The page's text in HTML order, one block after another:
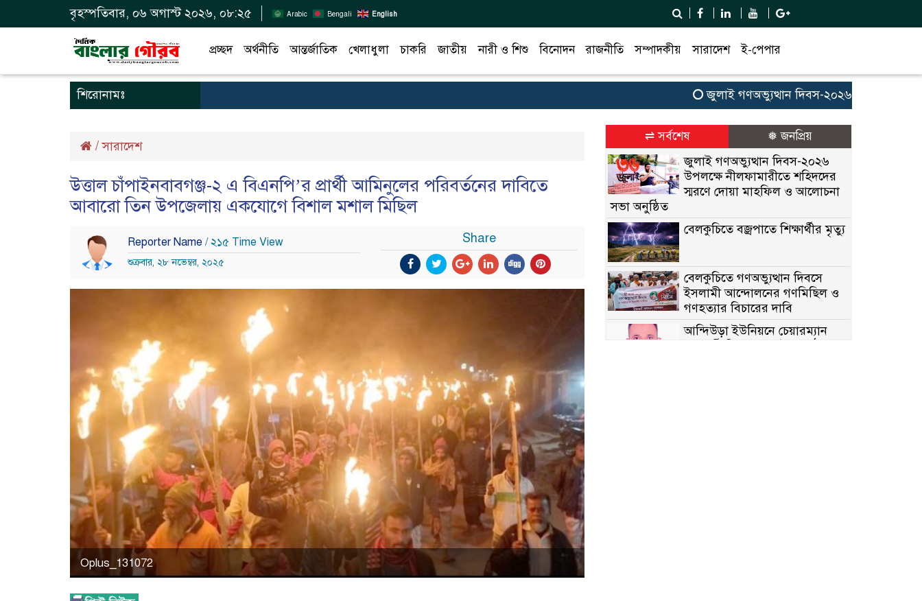
বৃহস্পতিবার, ০৬ অগাস্ট ২০২৬, ০৮:২৫ Arabic Bengali English
প্রচ্ছদ অর্থনীতি আন্তর্জাতিক খেলাধুলা চাকরি জাতীয় নারী ও শিশু বিনোদন রাজনীতি সম্পাদকীয় সারাদেশ ই-পেপার
শিরোনামঃ জুলাই গণঅভ্যুত্থান দিবস-২০২৬ উপলক্ষে
/সারাদেশ
উত্তাল চাঁপাইনবাবগঞ্জ-২ এ বিএনপি’র প্রার্থী আমিনুলের পরিবর্তনের দাবিতে
আবারো তিন উপজেলায় একযোগে বিশাল মশাল মিছিল
Reporter Name / ২১৫ Time View
শুক্রবার, ২৮ নভেম্বর, ২০২৫
Share
Oplus_131072
⇌ সর্বশেষ ❅ জনপ্রিয়
জুলাই গণঅভ্যুত্থান দিবস-২০২৬
উপলক্ষে নীলফামারীতে শহিদদের
স্মরণে দোয়া মাহফিল ও আলোচনা
সভা অনুষ্ঠিত
বেলকুচিতে বজ্রপাতে শিক্ষার্থীর মৃত্যু
বেলকুচিতে গণঅভ্যুত্থান দিবসে
ইসলামী আন্দোলনের গণমিছিল ও
গণহত্যার বিচারের দাবি
আন্দিউড়া ইউনিয়নে চেয়ারম্যান